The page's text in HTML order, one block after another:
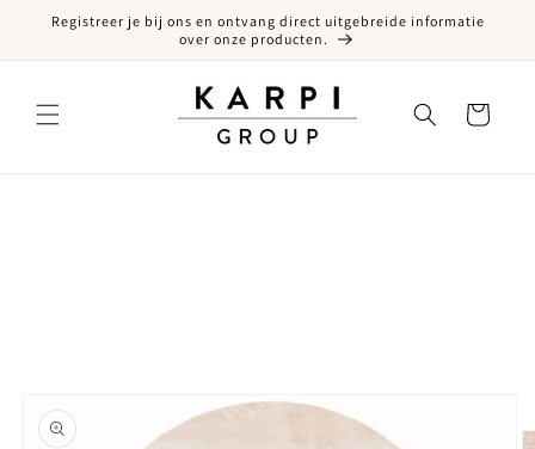
naar de content
Registreer je bij ons en ontvang direct uitgebreide informatie
over onze producten.
Winkelwagen